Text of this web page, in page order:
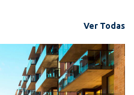
Ver Todas